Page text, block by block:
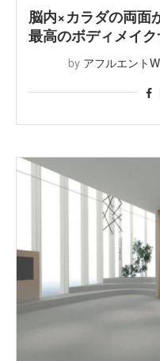
脳内×カラダの両面
最高のボディメイク
by アフルエント